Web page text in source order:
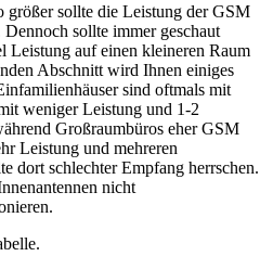
größer sollte die Leistung der GSM
sollte immer geschaut
Leistung auf einen kleineren Raum
Abschnitt wird Ihnen einiges
sind oftmals mit
weniger Leistung und 1-2
Großraumbüros eher GSM
Leistung und mehreren
dort schlechter Empfang herrschen.
nicht